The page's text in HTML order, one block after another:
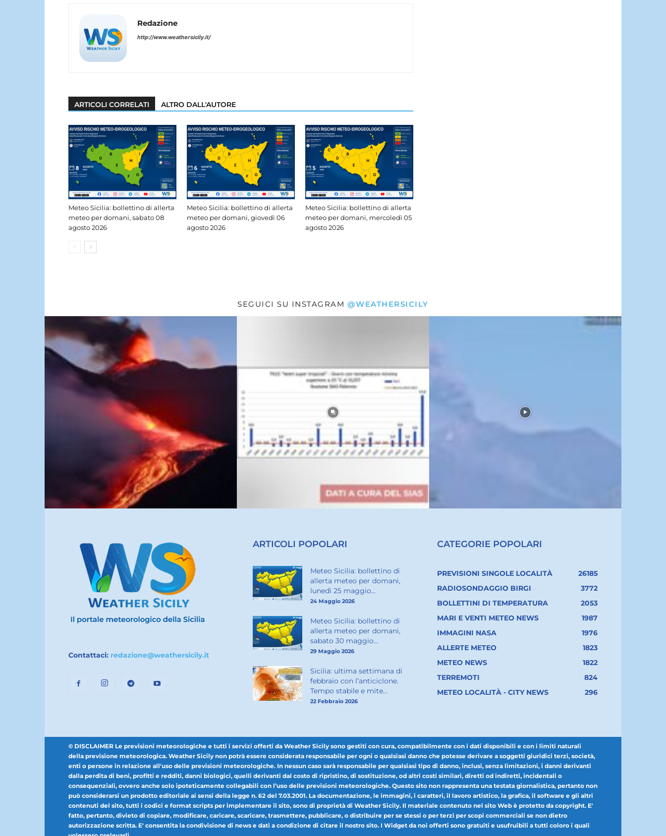
Redazione
http://www.weathersicily.it/
ARTICOLI CORRELATI ALTRO DALL'AUTORE
Meteo Sicilia: bollettino di allerta
meteo per domani, sabato 08
agosto 2026
Meteo Sicilia: bollettino di allerta
meteo per domani, giovedì 06
agosto 2026
Meteo Sicilia: bollettino di allerta
meteo per domani, mercoledì 05
agosto 2026
SEGUICI SU INSTAGRAM @WEATHERSICILY
Contattaci: redazione@weathersicily.it
ARTICOLI POPOLARI
Meteo Sicilia: bollettino di
allerta meteo per domani,
lunedì 25 maggio...
24 Maggio 2026
Meteo Sicilia: bollettino di
allerta meteo per domani,
sabato 30 maggio...
29 Maggio 2026
Sicilia: ultima settimana di
febbraio con l’anticiclone.
Tempo stabile e mite...
22 Febbraio 2026
CATEGORIE POPOLARI
PREVISIONI SINGOLE LOCALITÀ
26185
RADIOSONDAGGIO BIRGI
3772
BOLLETTINI DI TEMPERATURA
2053
MARI E VENTI METEO NEWS
1987
IMMAGINI NASA
1976
ALLERTE METEO
1823
METEO NEWS
1822
TERREMOTI
824
METEO LOCALITÀ - CITY NEWS
296
© DISCLAIMER Le previsioni meteorologiche e tutti i servizi offerti da Weather Sicily sono gestiti con cura, compatibilmente con i dati disponibili e con i limiti naturali
della previsione meteorologica. Weather Sicily non potrà essere considerata responsabile per ogni o qualsiasi danno che potesse derivare a soggetti giuridici terzi, società,
enti o persone in relazione all'uso delle previsioni meteorologiche. In nessun caso sarà responsabile per qualsiasi tipo di danno, inclusi, senza limitazioni, i danni derivanti
dalla perdita di beni, profitti e redditi, danni biologici, quelli derivanti dal costo di ripristino, di sostituzione, od altri costi similari, diretti od indiretti, incidentali o
consequenziali, ovvero anche solo ipoteticamente collegabili con l’uso delle previsioni meteorologiche. Questo sito non rappresenta una testata giornalistica, pertanto non
può considerarsi un prodotto editoriale ai sensi della legge n. 62 del 7.03.2001. La documentazione, le immagini, i caratteri, il lavoro artistico, la grafica, il software e gli altri
contenuti del sito, tutti i codici e format scripts per implementare il sito, sono di proprietà di Weather Sicily. Il materiale contenuto nel sito Web è protetto da copyright. E'
fatto, pertanto, divieto di copiare, modificare, caricare, scaricare, trasmettere, pubblicare, o distribuire per se stessi o per terzi per scopi commerciali se non dietro
autorizzazione scritta. E' consentita la condivisione di news e dati a condizione di citare il nostro sito. I Widget da noi offerti sono gratuiti e usufruibili a tutti coloro i quali